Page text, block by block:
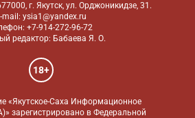
г. Якутск, ул. Орджоникидзе, 31.
mail: ysia1@yandex.ru
+7-914-272-96-72
редактор: Бабаева Я. О.
18+
«Якутское-Саха Информационное
зарегистрировано в Федеральной